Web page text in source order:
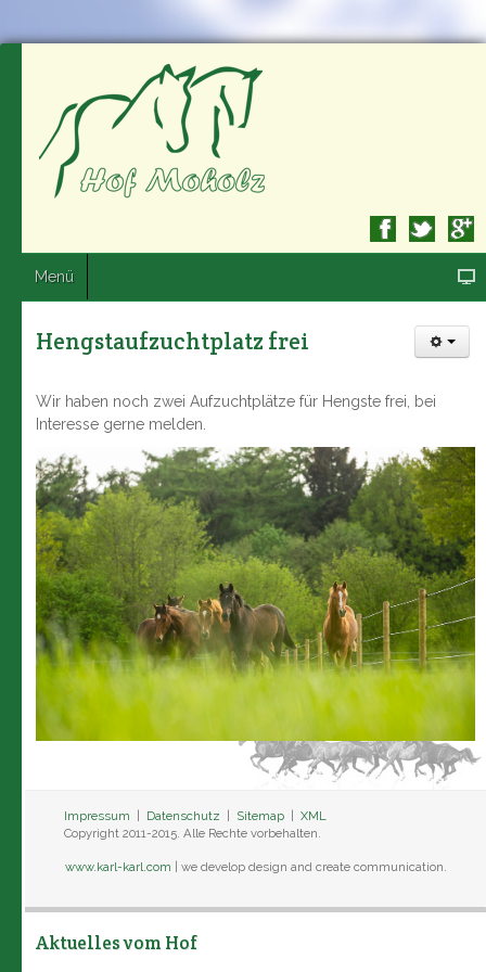
Menü
Hengstaufzuchtplatz frei
Wir haben noch zwei Aufzuchtplätze für Hengste frei, bei
Interesse gerne melden.
Impressum | Datenschutz | Sitemap |XML
Copyright 2011-2015. Alle Rechte vorbehalten.
www.karl-karl.com | we develop design and create communication.
Aktuelles vom Hof